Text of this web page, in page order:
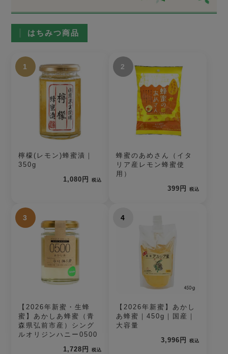
はちみつ商品
1
檸檬(レモン)蜂蜜漬｜
350g
1,080円
税込
2
蜂蜜のあめさん（イタ
リア産レモン蜂蜜使
用）
399円
税込
3
【2026年新蜜・生蜂
蜜】あかしあ蜂蜜（青
森県弘前市産）シング
ルオリジンハニー0500
1,728円
税込
4
【2026年新蜜】あかし
あ蜂蜜｜450g｜国産｜
大容量
3,996円
税込